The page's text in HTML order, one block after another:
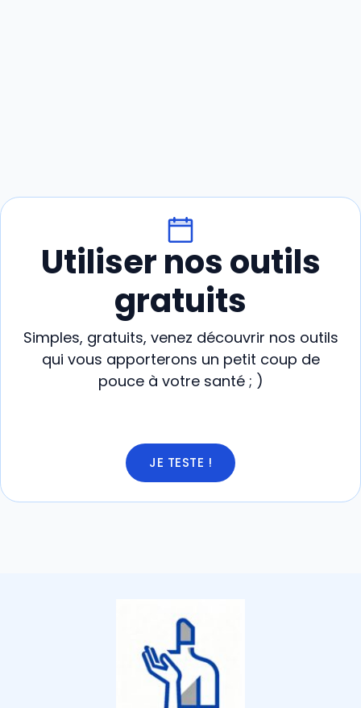
Utiliser nos outils
gratuits
Simples, gratuits, venez découvrir nos outils
qui vous apporterons un petit coup de
pouce à votre santé ; )
JE TESTE !